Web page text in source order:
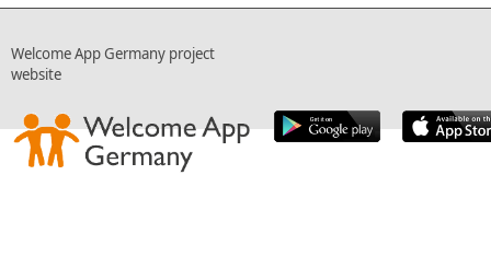
Welcome App Germany project
website